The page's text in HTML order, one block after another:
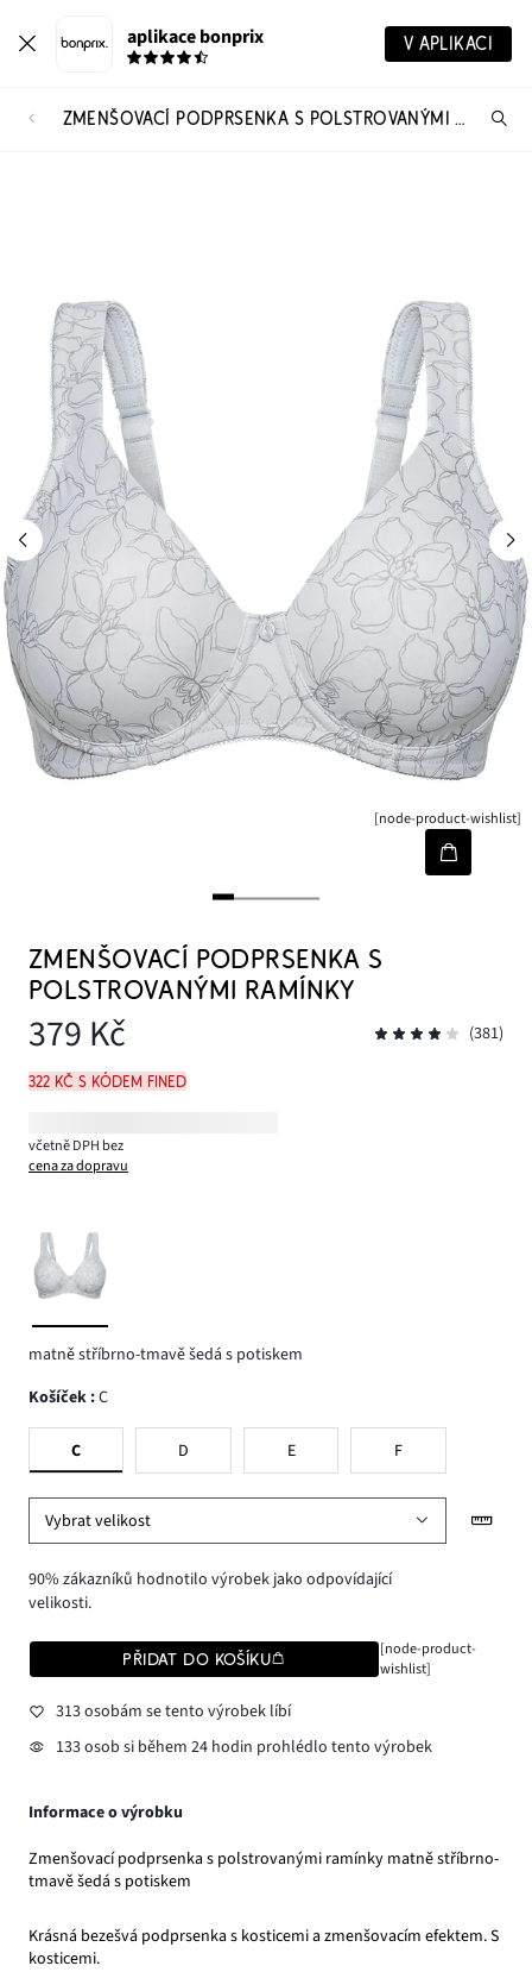
aplikace bonprix V APLIKACI
ZMENŠOVACÍ PODPRSENKA S POLSTROVANÝMI RAMÍNKY
[node-product-wishlist]
ZMENŠOVACÍ PODPRSENKA S
POLSTROVANÝMI RAMÍNKY
379 Kč (381)
322 Kč s kódem FINED
včetně DPH bez
cena za dopravu
matně stříbrno-tmavě šedá s potiskem
Košíček :C
C D E F
Vybrat velikost
90% zákazníků hodnotilo výrobek jako odpovídající
velikosti.
PŘIDAT DO KOŠÍKU
[node-product-
wishlist]
313 osobám se tento výrobek líbí
133 osob si během 24 hodin prohlédlo tento výrobek
Informace o výrobku
Zmenšovací podprsenka s polstrovanými ramínky matně stříbrno-
tmavě šedá s potiskem
Krásná bezešvá podprsenka s kosticemi a zmenšovacím efektem. S
kosticemi.